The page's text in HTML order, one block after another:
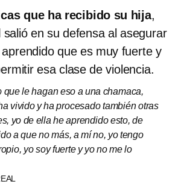
que ha recibido su hija,
salió en su defensa al asegurar
que es muy fuerte y
esa clase de violencia.
que le hagan eso a una chamaca,
vivido y ha procesado también otras
yo de ella he aprendido esto, de
a que no más, a mí no, yo tengo
yo soy fuerte y yo no me lo